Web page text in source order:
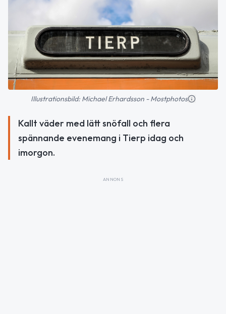
Illustrationsbild: Michael Erhardsson - Mostphotos
Kallt väder med lätt snöfall och flera
spännande evenemang i Tierp idag och
imorgon.
ANNONS